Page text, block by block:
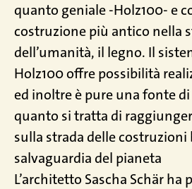
quanto geniale -Holz100- e
costruzione più antico nella
dell’umanità, il legno. Il
Holz100 offre possibilità
ed inoltre è pure una fonte
quanto si tratta di
sulla strada delle costruzioni
salvaguardia del pianeta
L’architetto Sascha Schär ha